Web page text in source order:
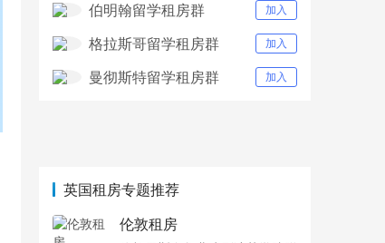
伯明翰留学租房群 加入
格拉斯哥留学租房群 加入
曼彻斯特留学租房群 加入
英国租房专题推荐
伦敦租房